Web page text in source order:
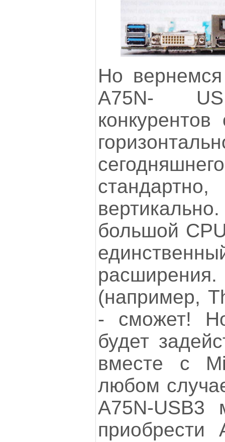
Но
A75N-
большой
расширения.
(например,
- сможет!
будет
вместе с
любом
A75N-USB3